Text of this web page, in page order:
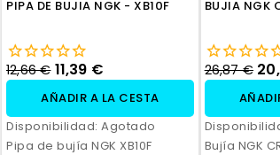
PIPA DE BUJIA NGK - XB10F
12,66 € 11,39 €
AÑADIR A LA CESTA
Disponibilidad: Agotado
Pipa de bujía NGK XB10F
BUJIA NGK
26,87 €
Bujía NGK